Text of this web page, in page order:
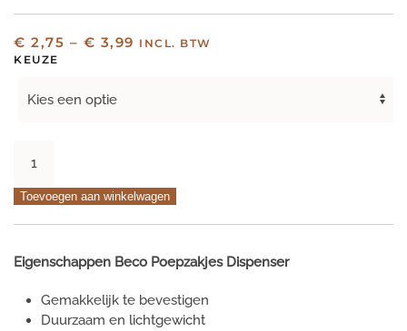
€ 2,75 – € 3,99 PRIJSKLASSE:
INCL. BTW
KEUZE
recycled
plastic
poepzakjes
houder
Toevoegen aan winkelwagen
Eigenschappen Beco Poepzakjes Dispenser
Gemakkelijk te bevestigen
Duurzaam en lichtgewicht